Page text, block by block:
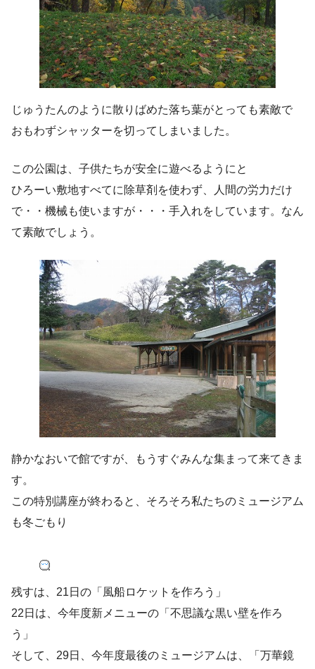
じゅうたんのように散りばめた落ち葉がとっても素敵で
おもわずシャッターを切ってしまいました。
この公園は、子供たちが安全に遊べるようにと
ひろーい敷地すべてに除草剤を使わず、人間の労力だけ
で・・機械も使いますが・・・手入れをしています。なん
て素敵でしょう。
静かなおいで館ですが、もうすぐみんな集まって来てきま
す。
この特別講座が終わると、そろそろ私たちのミュージアム
も冬ごもり
残すは、21日の「風船ロケットを作ろう」
22日は、今年度新メニューの「不思議な黒い壁を作ろ
う」
そして、29日、今年度最後のミュージアムは、「万華鏡